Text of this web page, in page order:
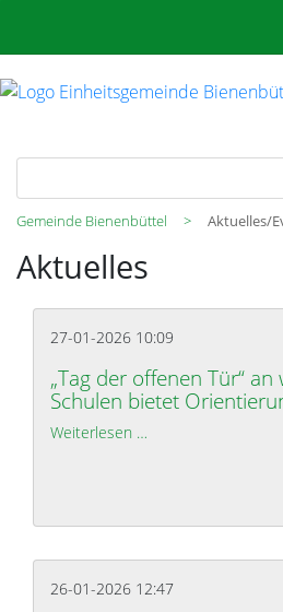
Gemeinde Bienenbüttel Aktuelles/
Aktuelles
27-01-2026 10:09
„Tag der offenen Tür“
Schulen bietet
Weiterlesen …
26-01-2026 12:47